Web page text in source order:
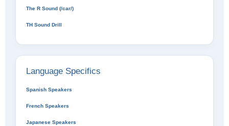
The R Sound (/car/)
TH Sound Drill
Language Specifics
Spanish Speakers
French Speakers
Japanese Speakers